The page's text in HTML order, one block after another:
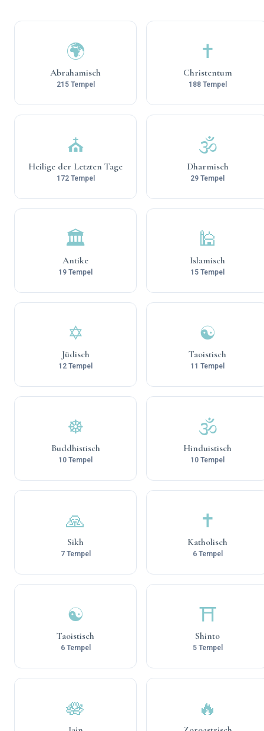
🌍
Abrahamisch
215 Tempel
✝️
Christentum
188 Tempel
⛪
Heilige der Letzten Tage
172 Tempel
🕉️
Dharmisch
29 Tempel
🏛️
Antike
19 Tempel
🕌
Islamisch
15 Tempel
✡️
Jüdisch
12 Tempel
☯️
Taoistisch
11 Tempel
☸️
Buddhistisch
10 Tempel
🕉️
Hinduistisch
10 Tempel
🙏
Sikh
7 Tempel
✝️
Katholisch
6 Tempel
☯️
Taoistisch
6 Tempel
⛩️
Shinto
5 Tempel
🪷 🔥